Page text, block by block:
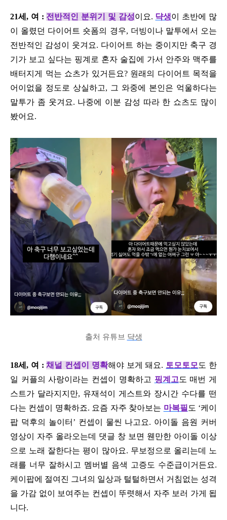
21세, 여 : 전반적인 분위기 및 감성이요. 댝생이 초반에 많
이 올렸던 다이어트 숏폼의 경우, 더빙이나 말투에서 오는
전반적인 감성이 웃겨요. 다이어트 하는 중이지만 축구 경
기가 보고 싶다는 핑계로 혼자 술집에 가서 안주와 맥주를
배터지게 먹는 쇼츠가 있거든요? 원래의 다이어트 목적을
어이없을 정도로 상실하고, 그 와중에 본인은 억울하다는
말투가 좀 웃겨요. 나중에 이분 감성 따라 한 쇼츠도 많이
봤어요.
출처 유튜브 댝생
18세, 여 :채널 컨셉이 명확해야 보게 돼요. 토모토모도 한
일 커플의 사랑이라는 컨셉이 명확하고 핑계고도 매번 게
스트가 달라지지만, 유재석이 게스트와 장시간 수다를 떤
다는 컨셉이 명확하죠. 요즘 자주 찾아보는 마복필 도 ‘케이
팝 덕후의 놀이터’ 컨셉이 물씬 나고요. 아이돌 음원 커버
영상이 자주 올라오는데 댓글 창 보면 웬만한 아이돌 이상
으로 노래 잘한다는 평이 많아요. 무보정으로 올리는데 노
래를 너무 잘하시고 멤버별 음색 고증도 수준급이거든요.
케이팝에 절여진 그녀의 일상과 털털하면서 거침없는 성격
을 가감 없이 보여주는 컨셉이 뚜렷해서 자주 보러 가게 됩
니다.